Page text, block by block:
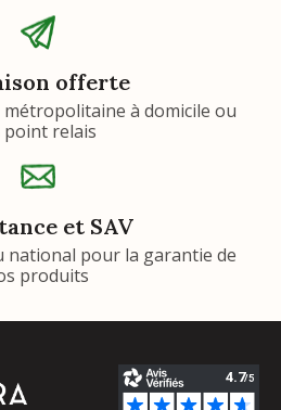
offerte
métropolitaine à domicile ou
point relais
et SAV
national pour la garantie de
produits